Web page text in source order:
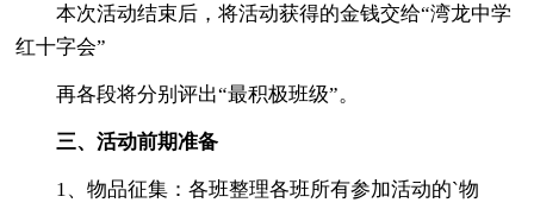
本次活动结束后，将活动获得的金钱交给“湾龙中学
红十字会”
再各段将分别评出“最积极班级”。
三、活动前期准备
1、物品征集：各班整理各班所有参加活动的`物